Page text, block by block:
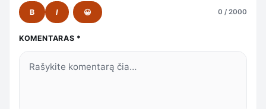
B I 😀 0 / 2000
KOMENTARAS *